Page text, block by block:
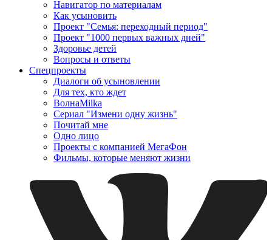
Навигатор по материалам
Как усыновить
Проект "Семья: переходный период"
Проект "1000 первых важных дней"
Здоровье детей
Вопросы и ответы
Спецпроекты
Диалоги об усыновлении
Для тех, кто ждет
ВолнаMilka
Сериал "Измени одну жизнь"
Почитай мне
Одно лицо
Проекты с компанией МегаФон
Фильмы, которые меняют жизни